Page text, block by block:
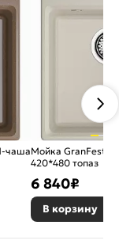
Мойка GranFest LEVEL
420*480 топаз
6 840₽
В корзину